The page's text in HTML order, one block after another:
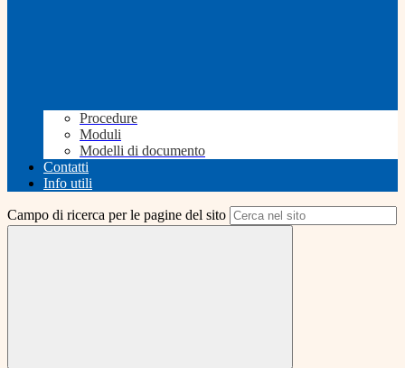
Procedure
Moduli
Modelli di documento
Contatti
Info utili
Campo di ricerca per le pagine del sito